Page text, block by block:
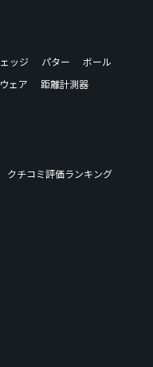
ッジ パター
ボール
ェア
距離計測器
クチコミ評価ランキング